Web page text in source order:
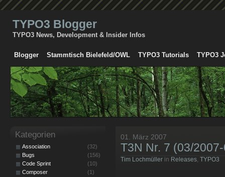
TYPO3 Blogger
TYPO3 News, Development & Insider Infos
Blogger Stammtisch Bielefeld/OWL TYPO3 Tutorials TYPO3
01. März 2007
T3N Nr. 7 (03/
Tim Lochmüller in Releases, TYPO3
Kategorien
Association
(32)
Bugs
(156)
Code Sprint
(10)
Composer
(1)